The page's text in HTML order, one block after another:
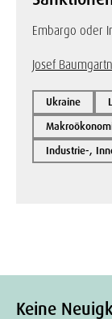
Embargo oder
Josef
Ukraine
Industrie-,
Keine